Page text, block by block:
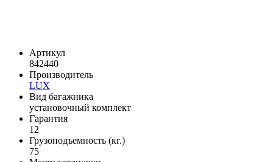
Артикул
842440
Производитель
LUX
Вид багажника
установочный комплект
Гарантия
12
Грузоподъемность (кг.)
75